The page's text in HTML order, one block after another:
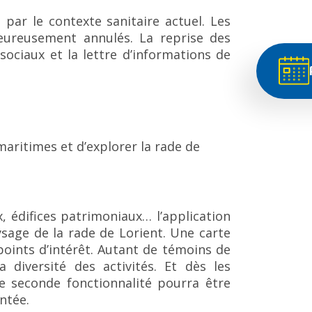
le contexte sanitaire actuel. Les
annulés. La reprise des
et la lettre d’informations de
et d’explorer la rade de
édifices patrimoniaux… l’application
de la rade de Lorient. Une carte
d’intérêt. Autant de témoins de
des activités. Et dès les
seconde fonctionnalité pourra être